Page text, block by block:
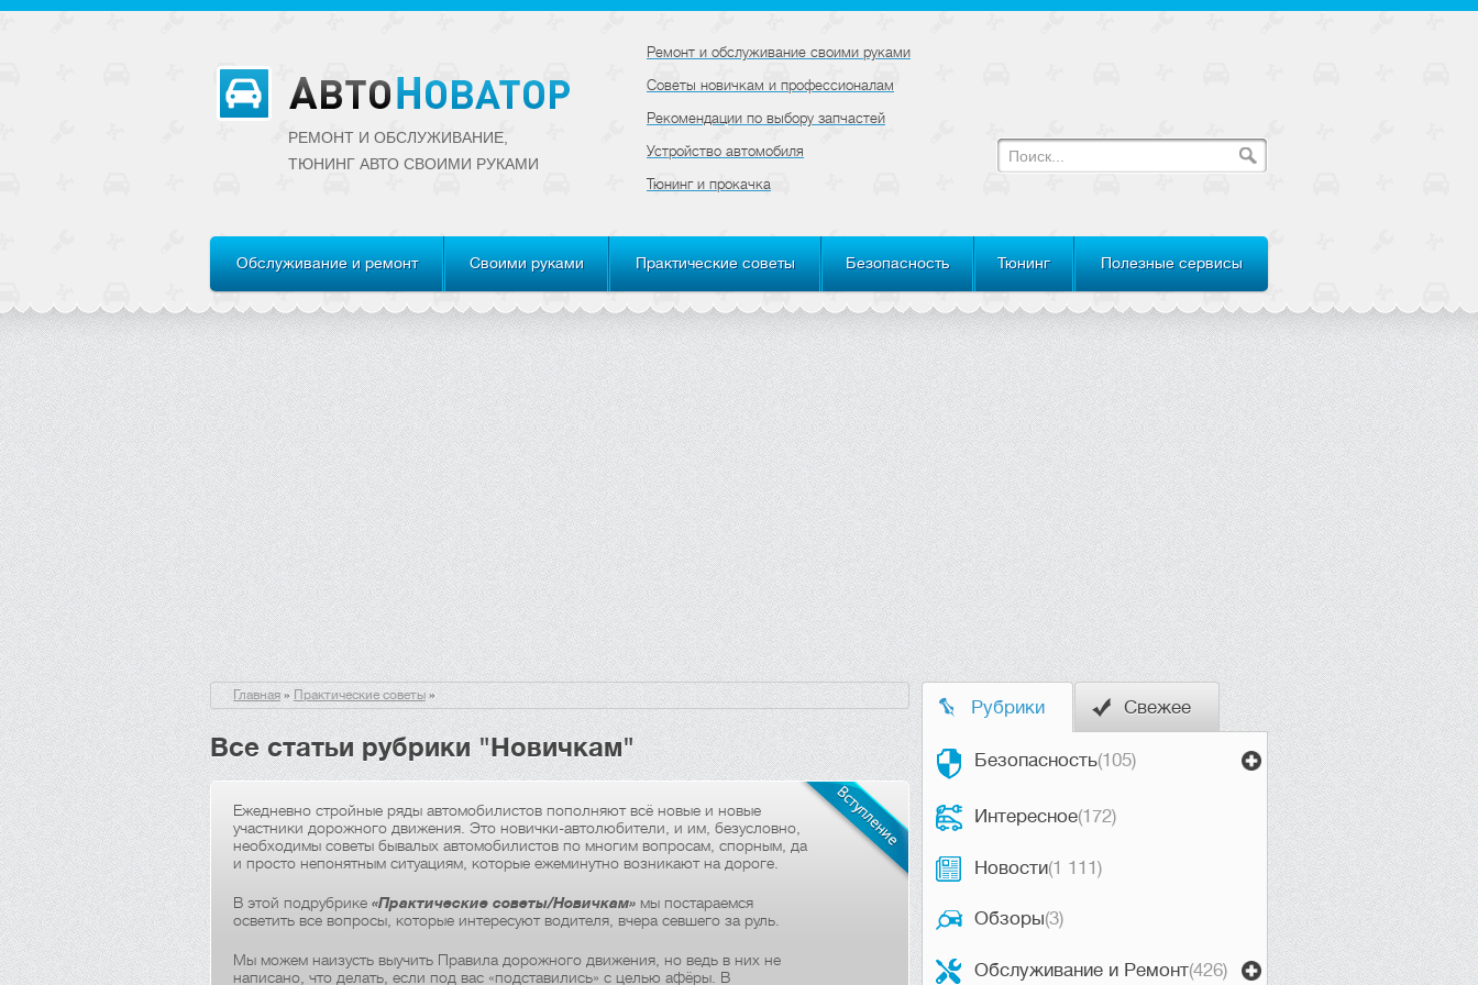
РЕМОНТ И ОБСЛУЖИВАНИЕ,
ТЮНИНГ АВТО CВОИМИ РУКАМИ
Ремонт и обслуживание своими руками
Советы новичкам и профессионалам
Рекомендации по выбору запчастей
Устройство автомобиля
Тюнинг и прокачка
Обслуживание и ремонт Своими руками Практические советы Безопасность Тюнинг Полезные сервисы
Главная» Практические советы»
Все статьи рубрики "Новичкам"
Ежедневно стройные ряды автомобилистов пополняют всё новые и новые
участники дорожного движения. Это новички-автолюбители, и им, безусловно,
необходимы советы бывалых автомобилистов по многим вопросам, спорным, да
и просто непонятным ситуациям, которые ежеминутно возникают на дороге.
В этой подрубрике «Практические советы/Новичкам» мы постараемся
осветить все вопросы, которые интересуют водителя, вчера севшего за руль.
Мы можем наизусть выучить Правила дорожного движения, но ведь в них не
написано, что делать, если под вас «подставились» с целью афёры. В
Рубрики Свежее
Безопасность(105)
Интересное(172)
Новости(1 111)
Обзоры(3)
Обслуживание и Ремонт(426)